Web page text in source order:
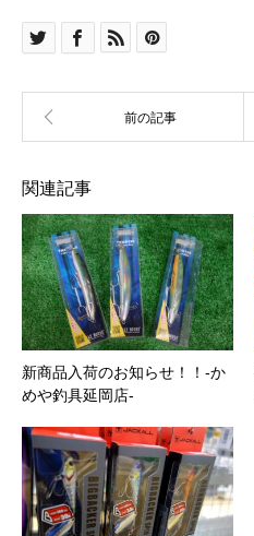
関連記事
新商品入荷のお知らせ！！-か
めや釣具延岡店-